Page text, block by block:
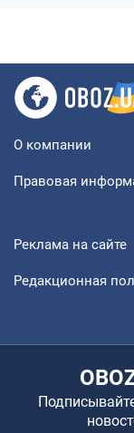
О компании
Правовая
Реклама на сайте
Редакционная